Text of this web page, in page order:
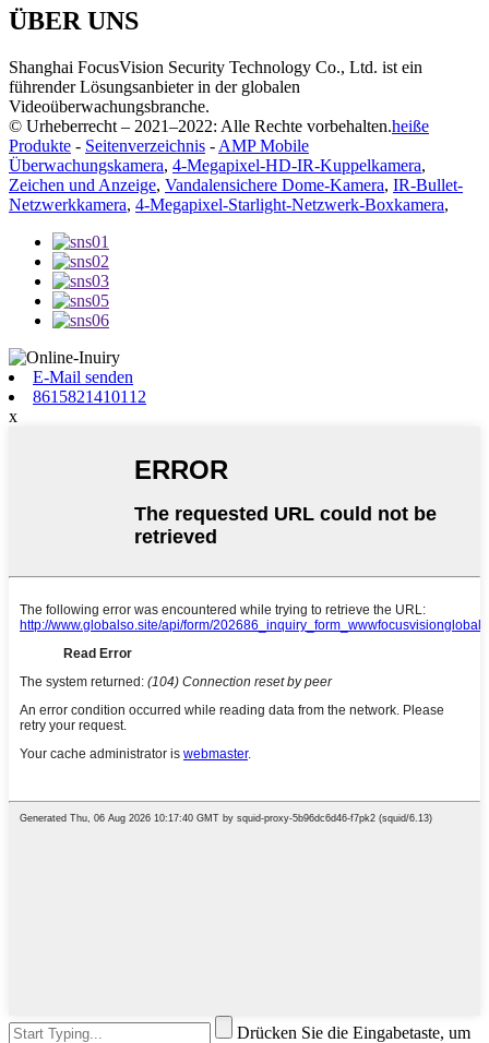
ÜBER UNS
Shanghai FocusVision Security Technology Co., Ltd. ist ein
führender Lösungsanbieter in der globalen
Videoüberwachungsbranche.
© Urheberrecht – 2021–2022: Alle Rechte vorbehalten.heiße
Produkte - Seitenverzeichnis - AMP Mobile
Überwachungskamera, 4-Megapixel-HD-IR-Kuppelkamera,
Zeichen und Anzeige, Vandalensichere Dome-Kamera, IR-Bullet-
Netzwerkkamera, 4-Megapixel-Starlight-Netzwerk-Boxkamera,
E-Mail senden
8615821410112
x
Drücken Sie die Eingabetaste, um